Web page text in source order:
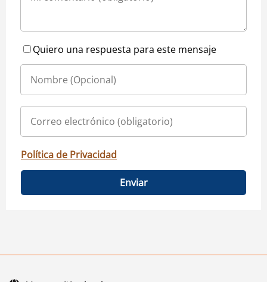
Quiero una respuesta para este mensaje
Política de Privacidad
Enviar